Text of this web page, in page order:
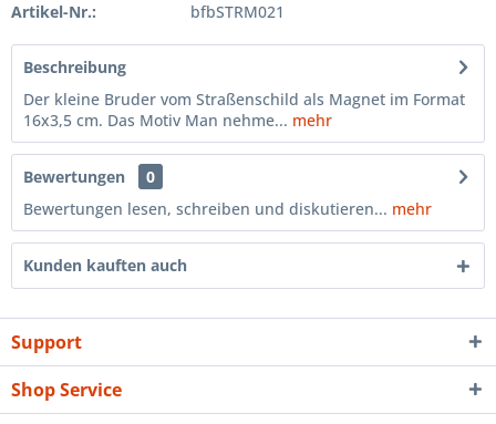
Artikel-Nr.: bfbSTRM021
Beschreibung
Der kleine Bruder vom Straßenschild als Magnet im Format
16x3,5 cm. Das Motiv Man nehme... mehr
Bewertungen
0
Bewertungen lesen, schreiben und diskutieren... mehr
Kunden kauften auch
Support
Shop Service